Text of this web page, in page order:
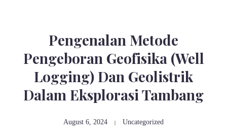
Pengenalan Metode
Pengeboran Geofisika (Well
Logging) Dan Geolistrik
Dalam Eksplorasi Tambang
August 6, 2024 Uncategorized